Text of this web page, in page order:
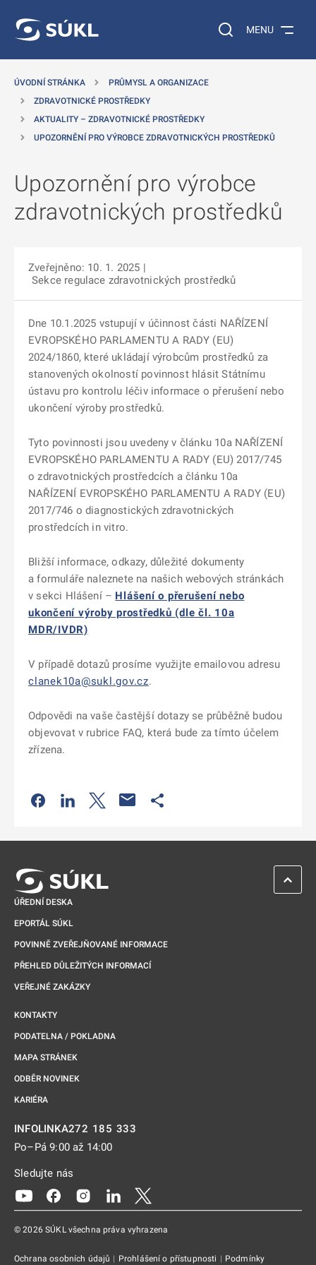
Vyhledávání na
MENU
ÚVODNÍ STRÁNKA
PRŮMYSL A ORGANIZACE
ZDRAVOTNICKÉ PROSTŘEDKY
AKTUALITY – ZDRAVOTNICKÉ PROSTŘEDKY
UPOZORNĚNÍ PRO VÝROBCE ZDRAVOTNICKÝCH PROSTŘEDKŮ
Upozornění pro výrobce
zdravotnických prostředků
Zveřejněno: 10. 1. 2025 |
Sekce regulace zdravotnických prostředků
Dne 10.1.2025 vstupují v účinnost části NAŘÍZENÍ
EVROPSKÉHO PARLAMENTU A RADY (EU)
2024/1860, které ukládají výrobcům prostředků za
stanovených okolností povinnost hlásit Státnímu
ústavu pro kontrolu léčiv informace o přerušení nebo
ukončení výroby prostředků.
Tyto povinnosti jsou uvedeny v článku 10a NAŘÍZENÍ
EVROPSKÉHO PARLAMENTU A RADY (EU) 2017/745
o zdravotnických prostředcích a článku 10a
NAŘÍZENÍ EVROPSKÉHO PARLAMENTU A RADY (EU)
2017/746 o diagnostických zdravotnických
prostředcích in vitro.
Bližší informace, odkazy, důležité dokumenty
a formuláře naleznete na našich webových stránkách
v sekci Hlášení – Hlášení o přerušení nebo
ukončení výroby prostředků (dle čl. 10a
MDR/IVDR)
V případě dotazů prosíme využijte emailovou adresu
clanek10a@sukl.gov.cz.
Odpovědi na vaše častější dotazy se průběžně budou
objevovat v rubrice FAQ, která bude za tímto účelem
zřízena.
Odkaz se otevře na nové kartě
Odkaz se otevře na nové kartě
Odkaz se otevře na nové kartě
ÚŘEDNÍ DESKA
EPORTÁL SÚKL
POVINNĚ ZVEŘEJŇOVANÉ INFORMACE
PŘEHLED DŮLEŽITÝCH INFORMACÍ
VEŘEJNÉ ZAKÁZKY
KONTAKTY
PODATELNA / POKLADNA
MAPA STRÁNEK
ODBĚR NOVINEK
KARIÉRA
INFOLINKA272 185 333
Po–Pá 9:00 až 14:00
Sledujte nás
Odkaz se otevře na nové kartě
Odkaz se otevře na nové kartě
Odkaz se otevře na nové kartě
Odkaz se otevře na nové kartě
© 2026 SÚKL všechna práva vyhrazena
Ochrana osobních údajů | Prohlášení o přístupnosti | Podmínky
ZPĚT